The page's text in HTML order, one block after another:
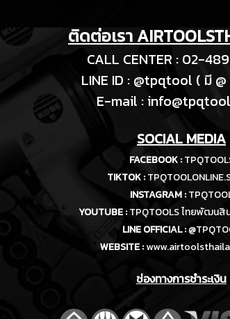
ติดต่อเรา
CALL CENTER : 02-
LINE ID : @tpqtool ( มี
E-mail :
SOCIAL MEDIA
FACEBOOK :
TIKTOK :
INSTAGRAM :
YOUTUBE :TPQTOOLS ไทยพัฒน
LINE OFFICIAL :
WEBSITE :
ช่องทางการชำระเงิน